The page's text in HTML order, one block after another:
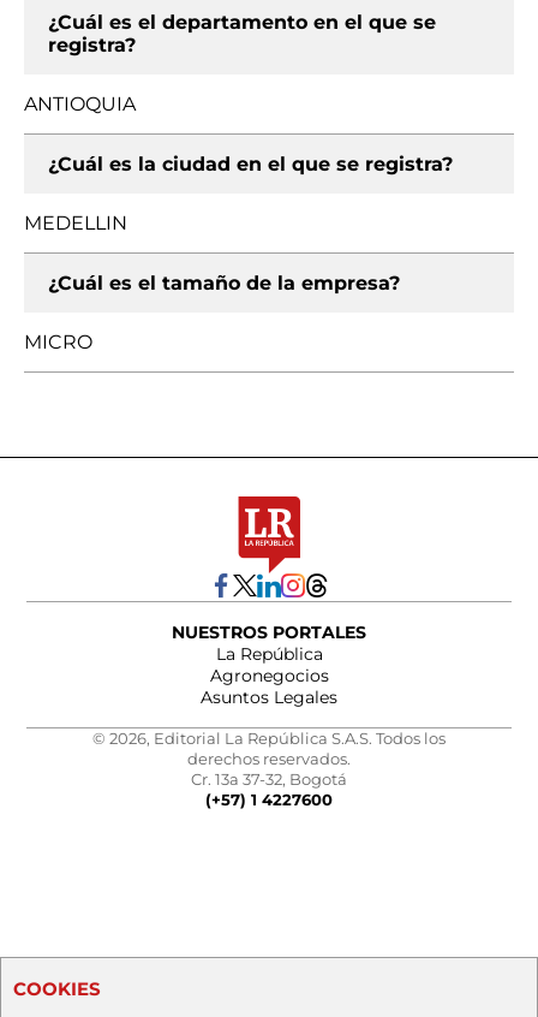
¿Cuál es el departamento en el que se
registra?
ANTIOQUIA
¿Cuál es la ciudad en el que se registra?
MEDELLIN
¿Cuál es el tamaño de la empresa?
MICRO
NUESTROS PORTALES
La República
Agronegocios
Asuntos Legales
© 2026, Editorial La República S.A.S. Todos los
derechos reservados.
Cr. 13a 37-32, Bogotá
(+57) 1 4227600
COOKIES